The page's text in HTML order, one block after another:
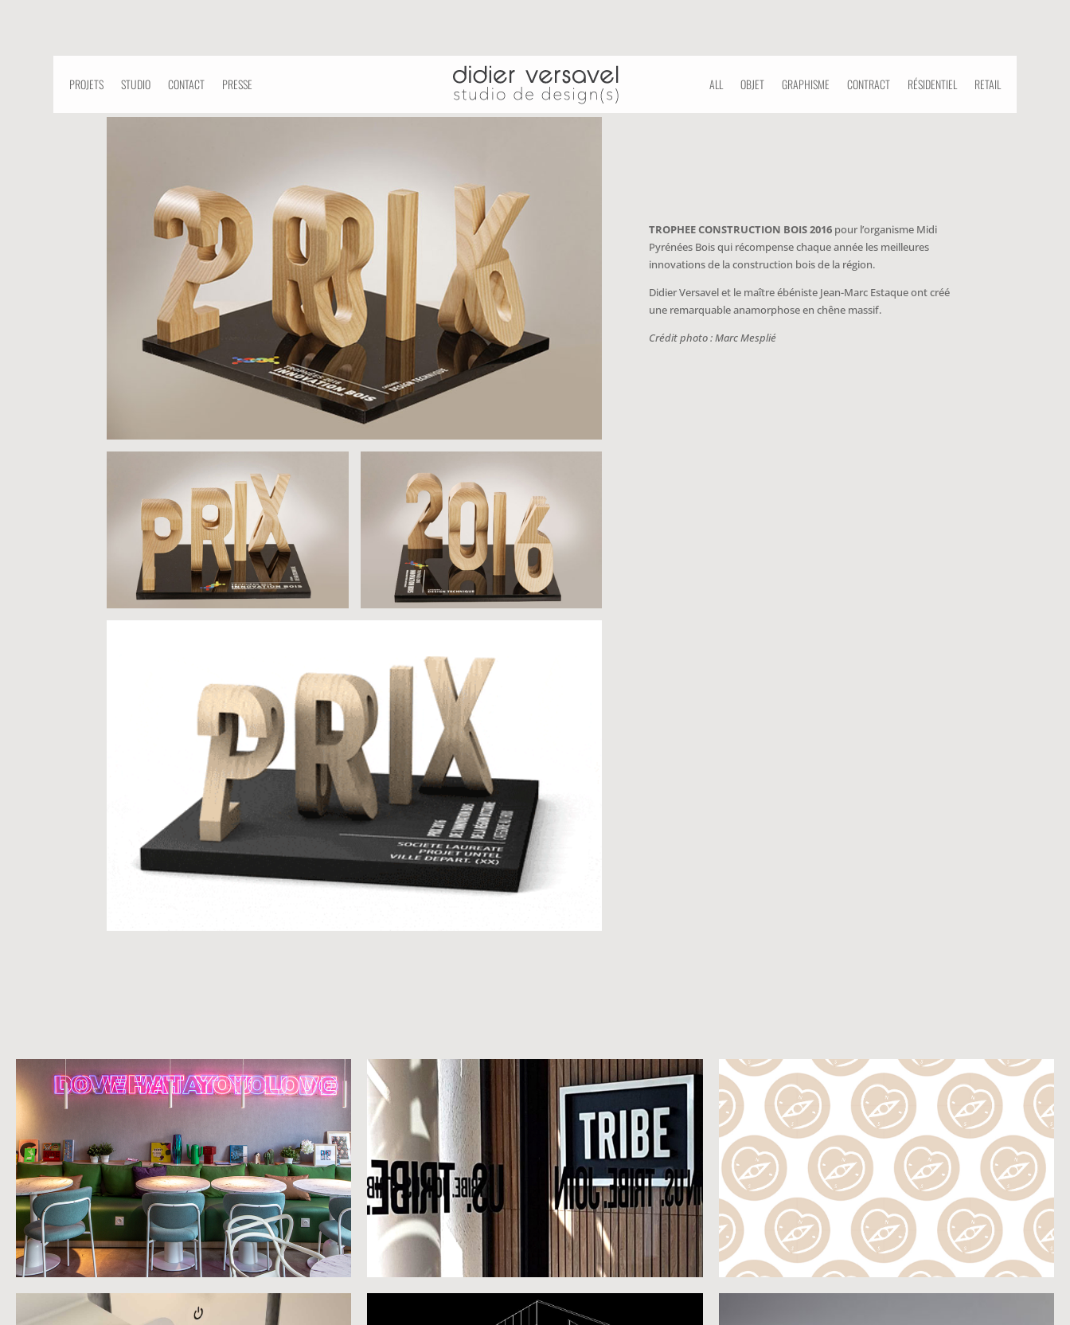
PROJETS STUDIO CONTACT PRESSE ALL OBJET GRAPHISME CONTRACT RÉSIDENTIEL RETAIL
TROPHEE CONSTRUCTION BOIS 2016pour l’organisme Midi
Pyrénées Bois qui récompense chaque année les meilleures
innovations de la construction bois de la région.
Didier Versavel et le maître ébéniste Jean-Marc Estaque ont créé
une remarquable anamorphose en chêne massif.
Crédit photo : Marc Mesplié
une remarquable anamorphose en chêne massif.
Crédit photo : Marc Mesplié